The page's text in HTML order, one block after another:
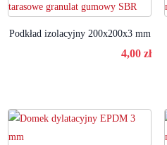
Podkład izolacyjny 200x200x3 mm
4,00zł